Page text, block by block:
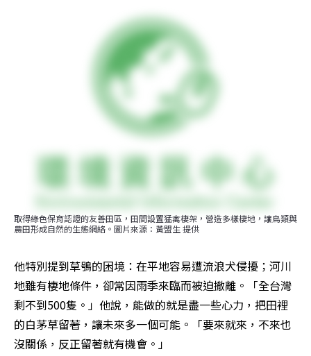
取得綠色保育認證的友善田區，田間設置猛禽棲架，營造多樣棲地，讓鳥類與
農田形成自然的生態網絡。圖片來源：黃盟生 提供
他特別提到草鴞的困境：在平地容易遭流浪犬侵擾；河川
地雖有棲地條件，卻常因雨季來臨而被迫撤離。「全台灣
剩不到500隻。」他說，能做的就是盡一些心力，把田裡
的白茅草留著，讓未來多一個可能。「要來就來，不來也
沒關係，反正留著就有機會。」